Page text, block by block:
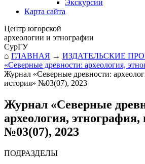
Экскурсии
Карта сайта
Центр югорской
археологии и этнографии
СурГУ
⌂ ГЛАВНАЯ → ИЗДАТЕЛЬСКИЕ
«Северные древности: археология,
Журнал «Северные древности:
история» №03(07), 2023
Журнал «Северные
археология, этнография,
№03(07), 2023
ПОДРАЗДЕЛЫ